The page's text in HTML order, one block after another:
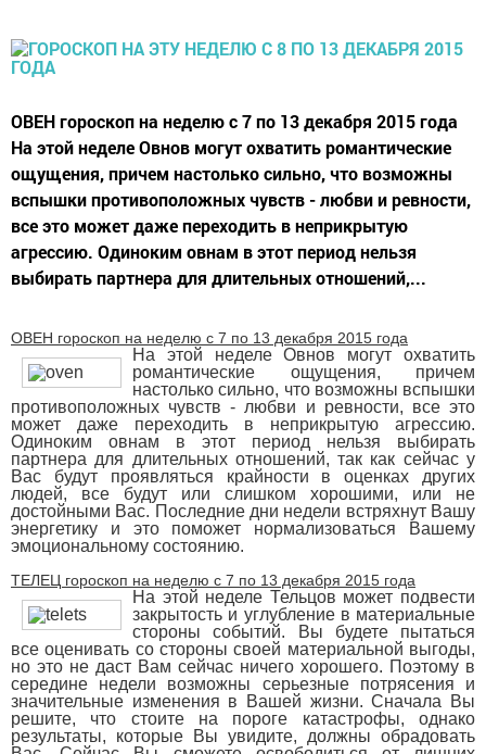
ОВЕН гороскоп на неделю с 7 по 13 декабря 2015 года
На этой неделе Овнов могут охватить романтические
ощущения, причем настолько сильно, что возможны
вспышки противоположных чувств - любви и ревности,
все это может даже переходить в неприкрытую
агрессию. Одиноким овнам в этот период нельзя
выбирать партнера для длительных отношений,...
ОВЕН гороскоп на неделю с 7 по 13 декабря 2015 года
На этой неделе Овнов могут охватить
романтические ощущения, причем
настолько сильно, что возможны вспышки
противоположных чувств - любви и ревности, все это
может даже переходить в неприкрытую агрессию.
Одиноким овнам в этот период нельзя выбирать
партнера для длительных отношений, так как сейчас у
Вас будут проявляться крайности в оценках других
людей, все будут или слишком хорошими, или не
достойными Вас. Последние дни недели встряхнут Вашу
энергетику и это поможет нормализоваться Вашему
эмоциональному состоянию.
ТЕЛЕЦ гороскоп на неделю с 7 по 13 декабря 2015 года
На этой неделе Тельцов может подвести
закрытость и углубление в материальные
стороны событий. Вы будете пытаться
все оценивать со стороны своей материальной выгоды,
но это не даст Вам сейчас ничего хорошего. Поэтому в
середине недели возможны серьезные потрясения и
значительные изменения в Вашей жизни. Сначала Вы
решите, что стоите на пороге катастрофы, однако
результаты, которые Вы увидите, должны обрадовать